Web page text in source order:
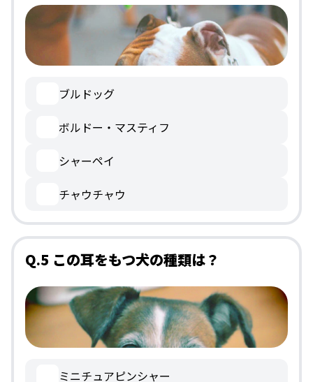
ブルドッグ
ボルドー・マスティフ
シャーペイ
チャウチャウ
Q.5 この耳をもつ犬の種類は？
ミニチュアピンシャー